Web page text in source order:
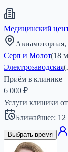
Медицинский
Авиамоторная,
Серп и Молот(18
Электрозаводская(
Приём в клинике
6 000 ₽
Услуги клиники от
Ближайшее: 12
Выбрать время